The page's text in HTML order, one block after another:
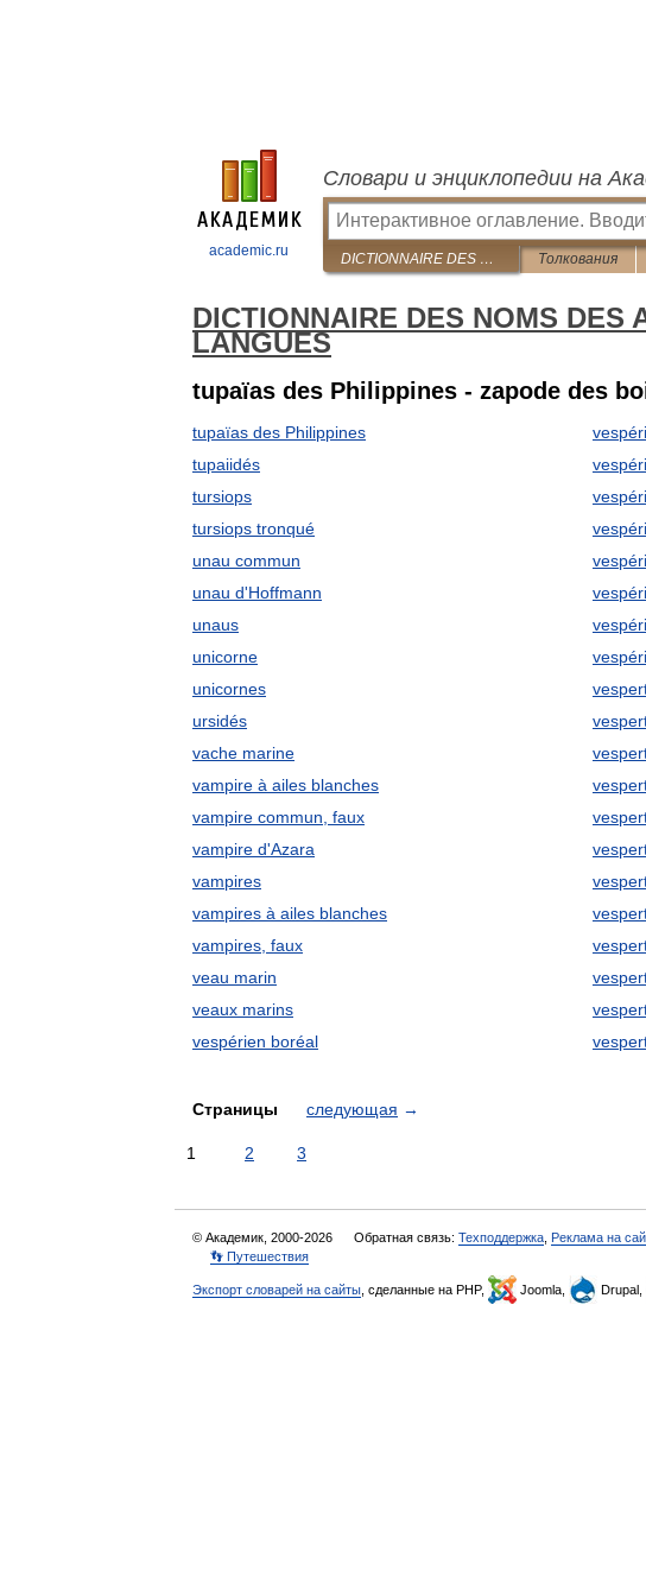
academic.ru
Словари и энциклопедии на
DICTIONNAIRE DES NOMS DES ANIMAUX EN CINQ LANGUES Толкования
DICTIONNAIRE DES NOMS DES
LANGUES
tupaïas des Philippines - zapode des
tupaïas des Philippines
tupaiidés
tursiops
tursiops tronqué
unau commun
unau d'Hoffmann
unaus
unicorne
unicornes
ursidés
vache marine
vampire à ailes blanches
vampire commun, faux
vampire d'Azara
vampires
vampires à ailes blanches
vampires, faux
veau marin
veaux marins
vespérien boréal
Страницы следующая →
1 2 3
© Академик, 2000-2026 Обратная связь: Техподдержка Реклама на
👣 Путешествия
Экспорт словарей на сайты , сделанные на PHP, Joomla, Drupal,